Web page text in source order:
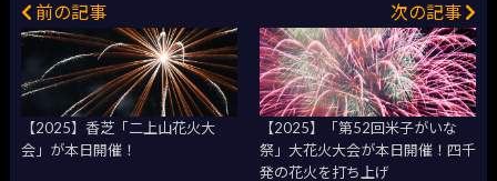
前の記事
【2025】香芝「二上山花火大
会」が本日開催！
次の記事
【2025】「第52回米子がいな
祭」大花火大会が本日開催！四千
発の花火を打ち上げ